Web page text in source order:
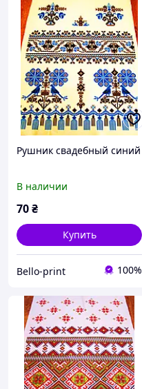
Рушник свадебный синий
В наличии
70₴
Купить
Bello-print 100%